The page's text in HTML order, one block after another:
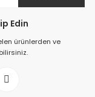
Edin
ürünlerden ve